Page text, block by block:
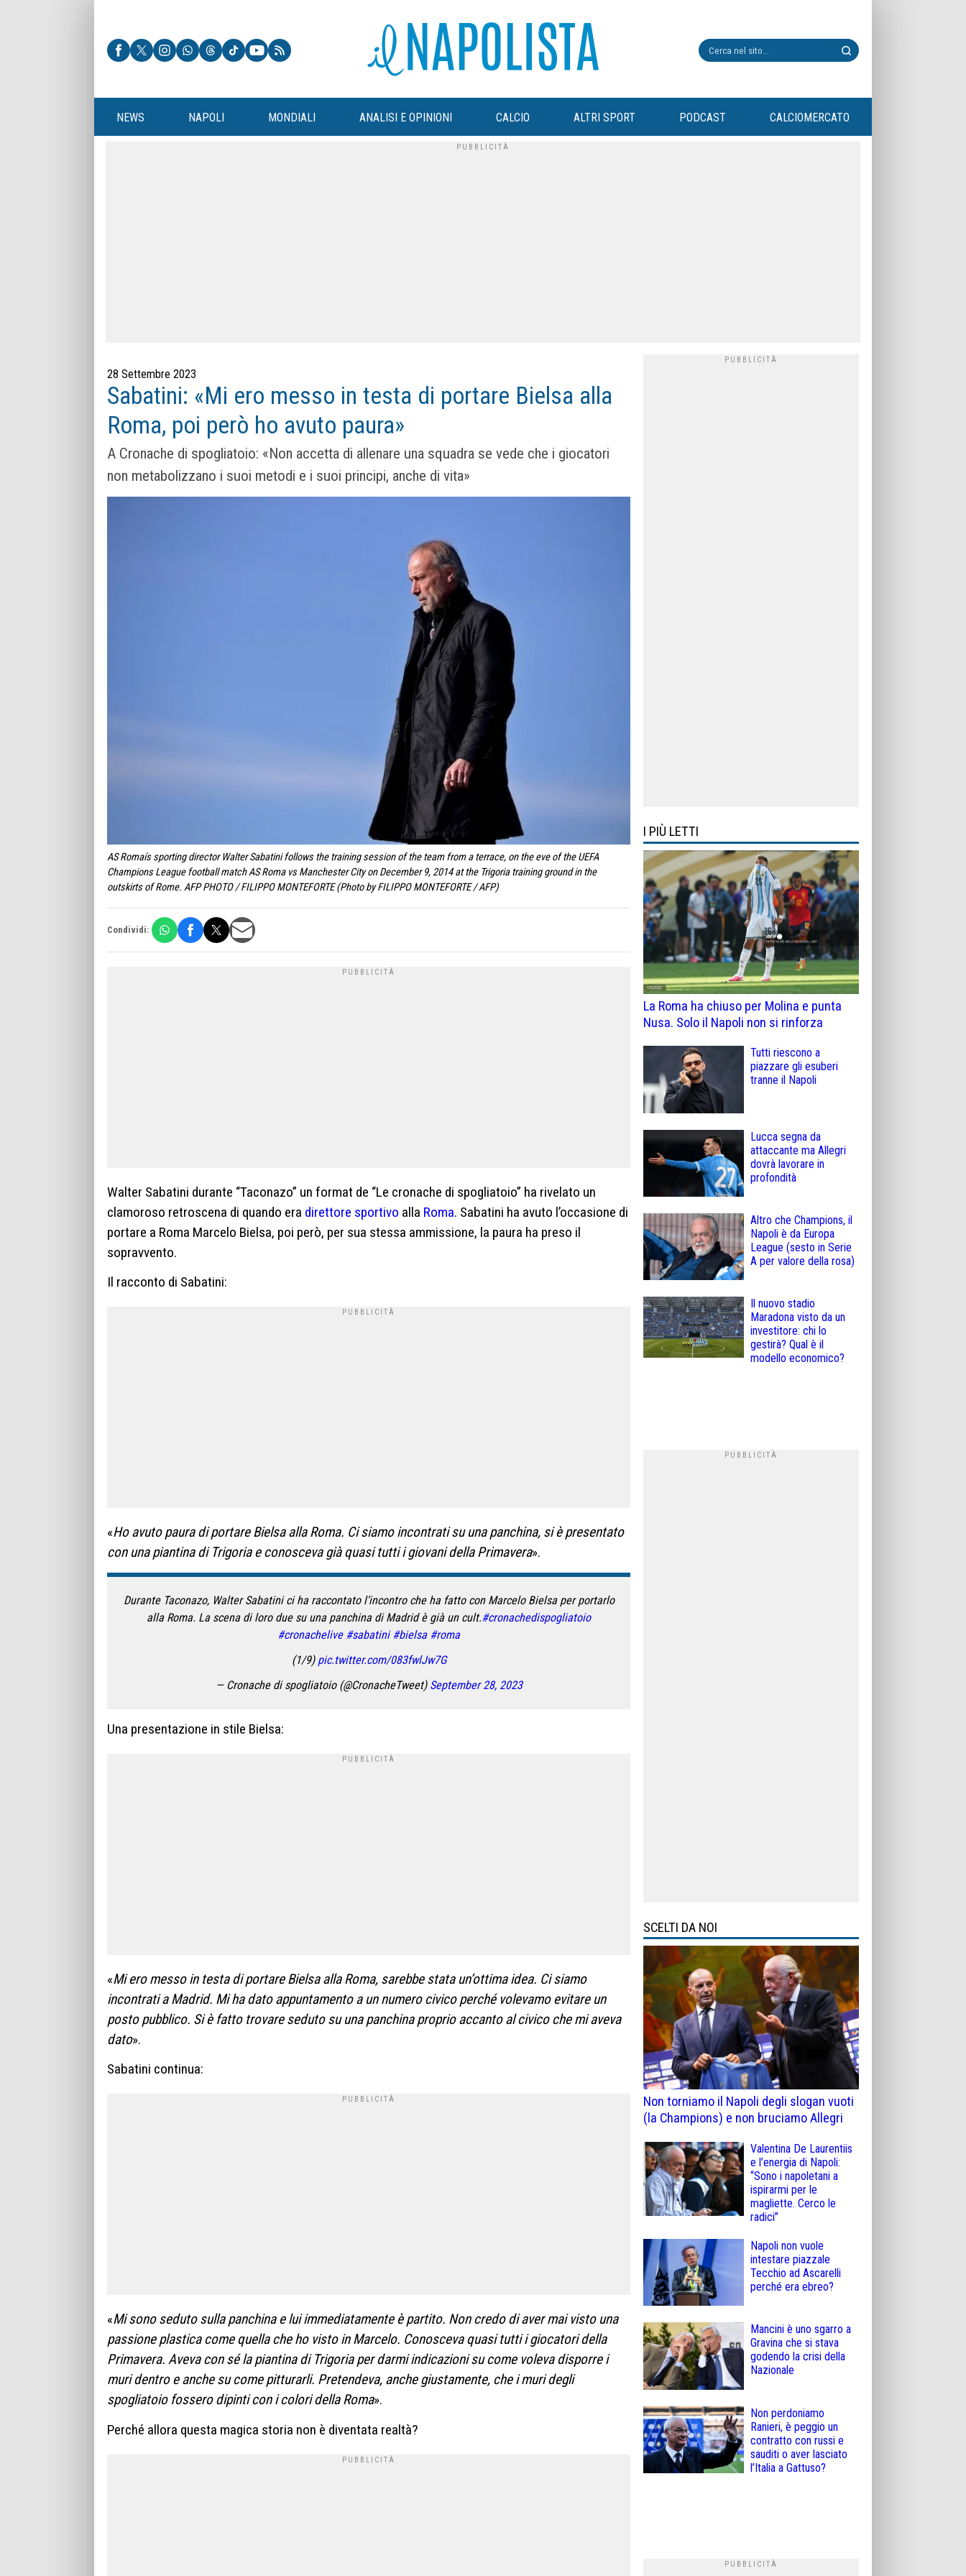
NEWS NAPOLI MONDIALI ANALISI E OPINIONI CALCIO ALTRI SPORT PODCAST CALCIOMERCATO
28 Settembre 2023
Sabatini: «Mi ero messo in testa di portare Bielsa alla
Roma, poi però ho avuto paura»
A Cronache di spogliatoio: «Non accetta di allenare una squadra se vede che i giocatori
non metabolizzano i suoi metodi e i suoi principi, anche di vita»
AS Romaís sporting director Walter Sabatini follows the training session of the team from a terrace, on the eve of the UEFA
Champions League football match AS Roma vs Manchester City on December 9, 2014 at the Trigoria training ground in the
outskirts of Rome. AFP PHOTO / FILIPPO MONTEFORTE (Photo by FILIPPO MONTEFORTE / AFP)
Condividi:
Walter Sabatini durante “Taconazo” un format de “Le cronache di spogliatoio” ha rivelato un
clamoroso retroscena di quando era direttore sportivo alla Roma. Sabatini ha avuto l’occasione di
portare a Roma Marcelo Bielsa, poi però, per sua stessa ammissione, la paura ha preso il
sopravvento.
Il racconto di Sabatini:
«Ho avuto paura di portare Bielsa alla Roma. Ci siamo incontrati su una panchina, si è presentato
con una piantina di Trigoria e conosceva già quasi tutti i giovani della Primavera».
Durante Taconazo, Walter Sabatini ci ha raccontato l’incontro che ha fatto con Marcelo Bielsa per portarlo
alla Roma. La scena di loro due su una panchina di Madrid è già un cult.#cronachedispogliatoio
#cronachelive #sabatini #bielsa #roma
(1/9) pic.twitter.com/083fwlJw7G
— Cronache di spogliatoio (@CronacheTweet) September 28, 2023
Una presentazione in stile Bielsa:
«Mi ero messo in testa di portare Bielsa alla Roma, sarebbe stata un’ottima idea. Ci siamo
incontrati a Madrid. Mi ha dato appuntamento a un numero civico perché volevamo evitare un
posto pubblico. Si è fatto trovare seduto su una panchina proprio accanto al civico che mi aveva
dato».
Sabatini continua:
«Mi sono seduto sulla panchina e lui immediatamente è partito. Non credo di aver mai visto una
passione plastica come quella che ho visto in Marcelo. Conosceva quasi tutti i giocatori della
Primavera. Aveva con sé la piantina di Trigoria per darmi indicazioni su come voleva disporre i
muri dentro e anche su come pitturarli. Pretendeva, anche giustamente, che i muri degli
spogliatoio fossero dipinti con i colori della Roma».
Perché allora questa magica storia non è diventata realtà?
I PIÙ LETTI
La Roma ha chiuso per Molina e punta
Nusa. Solo il Napoli non si rinforza
Tutti riescono a
piazzare gli esuberi
tranne il Napoli
Lucca segna da
attaccante ma Allegri
dovrà lavorare in
profondità
Altro che Champions, il
Napoli è da Europa
League (sesto in Serie
A per valore della rosa)
Il nuovo stadio
Maradona visto da un
investitore: chi lo
gestirà? Qual è il
modello economico?
SCELTI DA NOI
Non torniamo il Napoli degli slogan vuoti
(la Champions) e non bruciamo Allegri
Valentina De Laurentiis
e l’energia di Napoli:
“Sono i napoletani a
ispirarmi per le
magliette. Cerco le
radici”
Napoli non vuole
intestare piazzale
Tecchio ad Ascarelli
perché era ebreo?
Mancini è uno sgarro a
Gravina che si stava
godendo la crisi della
Nazionale
Non perdoniamo
Ranieri, è peggio un
contratto con russi e
sauditi o aver lasciato
l’Italia a Gattuso?